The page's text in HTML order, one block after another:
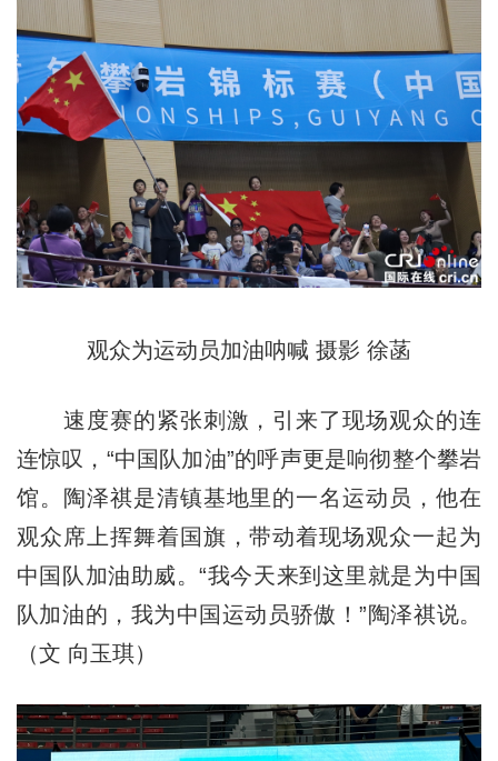
观众为运动员加油呐喊 摄影 徐菡
速度赛的紧张刺激，引来了现场观众的连
连惊叹，“中国队加油”的呼声更是响彻整个攀岩
馆。陶泽祺是清镇基地里的一名运动员，他在
观众席上挥舞着国旗，带动着现场观众一起为
中国队加油助威。“我今天来到这里就是为中国
队加油的，我为中国运动员骄傲！”陶泽祺说。
（文 向玉琪）